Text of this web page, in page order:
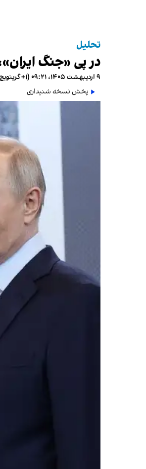
تحلیل
در پی «جنگ
۹ اردیبهشت ۱۴۰۵، ۰۹:۲۱ (‎+۱ گرینویچ)
پخش نسخه شنیداری